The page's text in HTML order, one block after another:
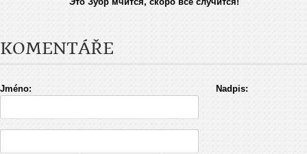
KOMENTÁŘE
Jméno: Nadpis: